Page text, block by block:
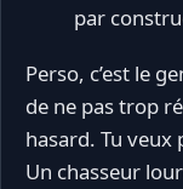
par
Perso, c’est le
de ne pas trop
hasard. Tu veux
Un chasseur